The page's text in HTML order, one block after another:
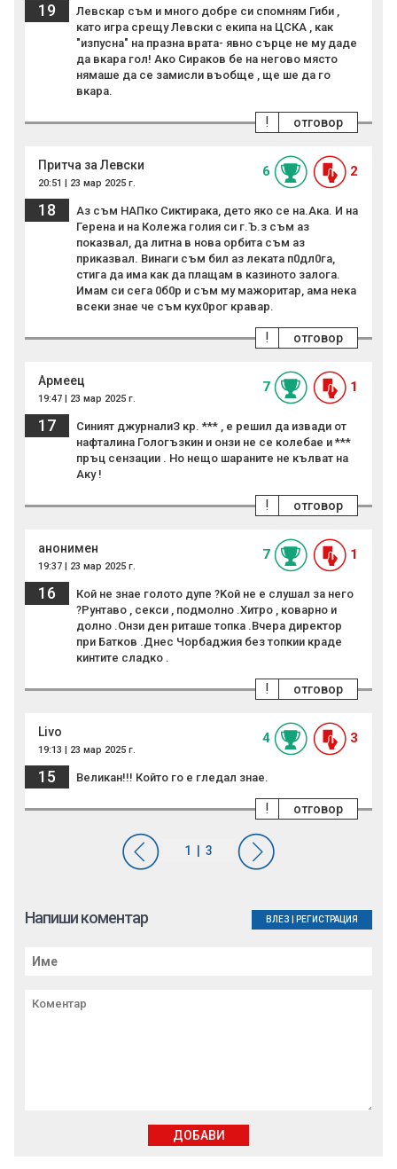
19
Левскар съм и много добре си спомням Гиби ,
като игра срещу Левски с екипа на ЦСКА , как
"изпусна" на празна врата- явно сърце не му даде
да вкара гол! Ако Сираков бе на негово място
нямаше да се замисли въобще , ще ше да го
вкара.
отговор
!
Притча за Левски
20:51 | 23 мар 2025 г.
6 2
18
Аз съм НАПко Сиктирака, дето яко се на.Ака. И на
Герена и на Колежа голия си г.Ъ.з съм аз
показвал, да литна в нова орбита съм аз
приказвал. Винаги съм бил аз леката п0дл0га,
стига да има как да плащам в казиното залога.
Имам си сега 0б0р и съм му мажоритар, ама нека
всеки знае че съм кух0рог кравар.
отговор
!
Армеец
19:47 | 23 мар 2025 г.
7 1
17
Синият джурналиЗ кр. *** , е решил да извади от
нафталина Гологъзкин и онзи не се колебае и ***
пръц сензации . Но нещо шараните не кълват на
Аку !
отговор
!
анонимен
19:37 | 23 мар 2025 г.
7 1
16
Кой не знае голото дупе ?Kой не е слушал за него
?Рунтаво , секси , подмолно .Хитро , коварно и
долно .Онзи ден риташе топка .Вчера директор
при Батков .Днес Чорбаджия без топкии краде
кинтите сладко .
отговор
!
Livo
19:13 | 23 мар 2025 г.
4 3
15 Великан!!! Който го е гледал знае.
отговор
!
Напиши коментар ВЛЕЗ РЕГИСТРАЦИЯ
ДОБАВИ